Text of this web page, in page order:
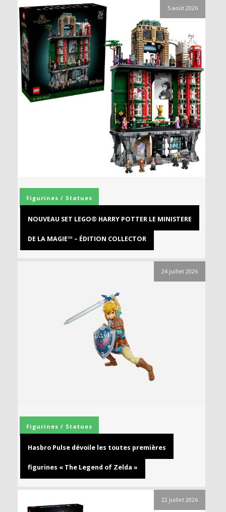
5 août 2026
Figurines / Statues
NOUVEAU SET LEGO® HARRY POTTER LE MINISTERE
DE LA MAGIE™ – ÉDITION COLLECTOR
24 juillet 2026
Figurines / Statues
Hasbro Pulse dévoile les toutes premières
figurines « The Legend of Zelda »
22 juillet 2026